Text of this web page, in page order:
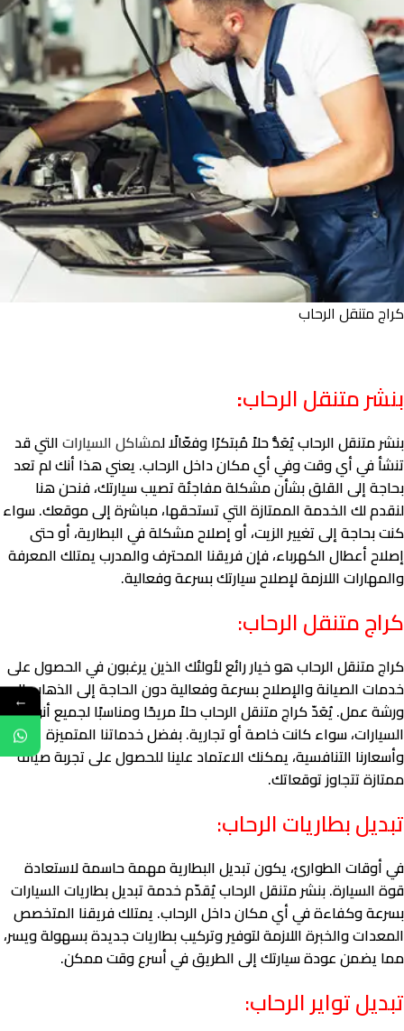
كراج متنقل الرحاب
بنشر متنقل الرحاب:
بنشر متنقل الرحاب يُعَدُّ حلاً مُبتكرًا وفعّالًا لمشاكل السياراتالتي قد
تنشأ في أي وقت وفي أي مكان داخل الرحاب. يعني هذا أنك لم تعد
بحاجة إلى القلق بشأن مشكلة مفاجئة تصيب سيارتك، فنحن هنا
لنقدم لك الخدمة الممتازة التي تستحقها، مباشرة إلى موقعك. سواء
كنت بحاجة إلى تغيير الزيت، أو إصلاح مشكلة في البطارية، أو حتى
إصلاح أعطال الكهرباء، فإن فريقنا المحترف والمدرب يمتلك المعرفة
والمهارات اللازمة لإصلاح سيارتك بسرعة وفعالية.
كراج متنقل الرحاب:
كراج متنقل الرحاب هو خيار رائع لأولئك الذين يرغبون في الحصول على
خدمات الصيانة والإصلاح بسرعة وفعالية دون الحاجة إلى الذهاب إلى
ورشة عمل. يُعَدّ كراج متنقل الرحاب حلاً مريحًا ومناسبًا لجميع أنواع
السيارات، سواء كانت خاصة أو تجارية. بفضل خدماتنا المتميزة
وأسعارنا التنافسية، يمكنك الاعتماد علينا للحصول على تجربة صيانة
ممتازة تتجاوز توقعاتك.
تبديل بطاريات الرحاب:
في أوقات الطوارئ، يكون تبديل البطارية مهمة حاسمة لاستعادة
قوة السيارة. بنشر متنقل الرحاب يُقدّم خدمة تبديل بطاريات السيارات
بسرعة وكفاءة في أي مكان داخل الرحاب. يمتلك فريقنا المتخصص
المعدات والخبرة اللازمة لتوفير وتركيب بطاريات جديدة بسهولة ويسر،
مما يضمن عودة سيارتك إلى الطريق في أسرع وقت ممكن.
تبديل تواير الرحاب:
←